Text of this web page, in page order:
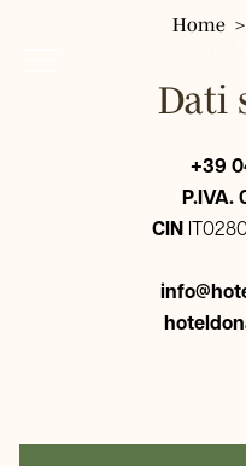
Doppia
Dove
Home
Dati
+39
P.IVA.
CIN